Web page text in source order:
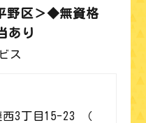
野区＞◆無資格
あり
ス
西3丁目15-23 （